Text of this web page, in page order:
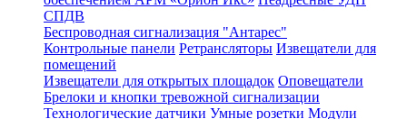
СПДВ
Беспроводная сигнализация "Антарес"
Контрольные панели Ретрансляторы Извещатели для
помещений
Извещатели для открытых площадок Оповещатели
Брелоки и кнопки тревожной сигнализации
Технологические датчики Умные розетки Модули